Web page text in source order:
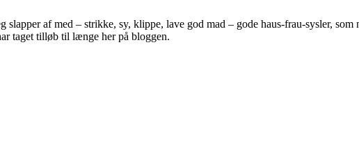
slapper af med – strikke, sy, klippe, lave god mad – gode haus-frau-sysler,
taget tilløb til længe her på bloggen.